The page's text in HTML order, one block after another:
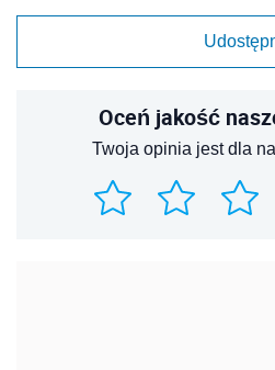
Oceń jakość
Twoja opinia jest dla